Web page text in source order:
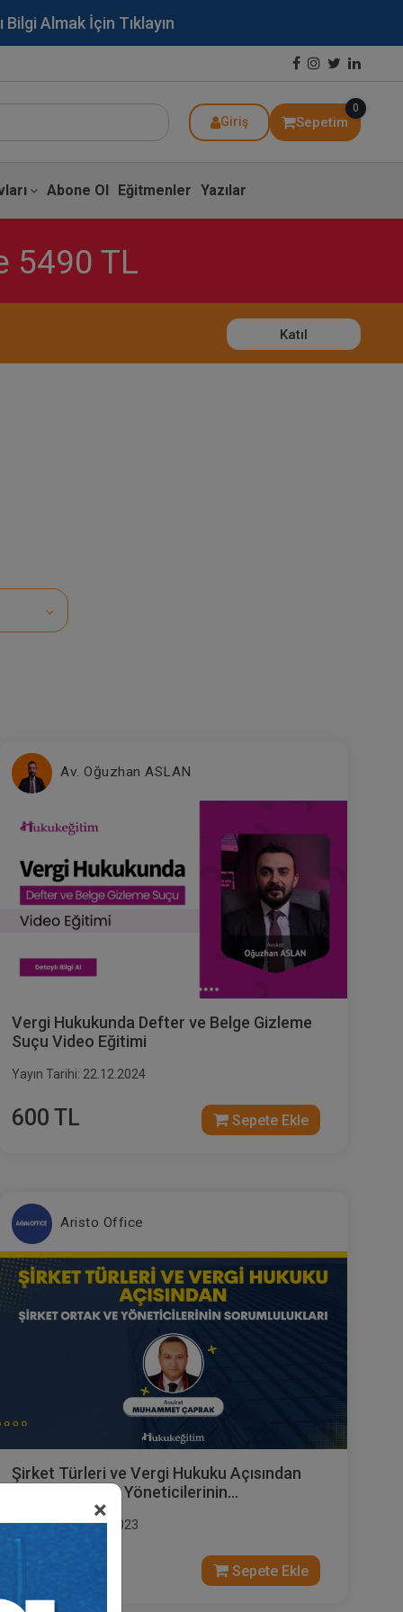
Almak İçin Tıklayın
Giriş Sepetim
0
Abone Ol Eğitmenler Yazılar
×
5490 TL
Katıl
Av. Oğuzhan ASLAN
Vergi Hukukunda Defter ve Belge Gizleme
Suçu Video Eğitimi
Yayın Tarihi: 22.12.2024
600 TL Sepete Ekle
Aristo Office
Şirket Türleri ve Vergi Hukuku Açısından
Şirket Ortak ve Yöneticilerinin
Sorumlulukları Video Eğitimi
Yayın Tarihi: 5.05.2023
Sepete Ekle